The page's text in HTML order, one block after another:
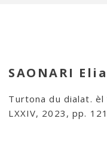
SAONARI
Turtona du dialat.
LXXIV, 2023, pp.